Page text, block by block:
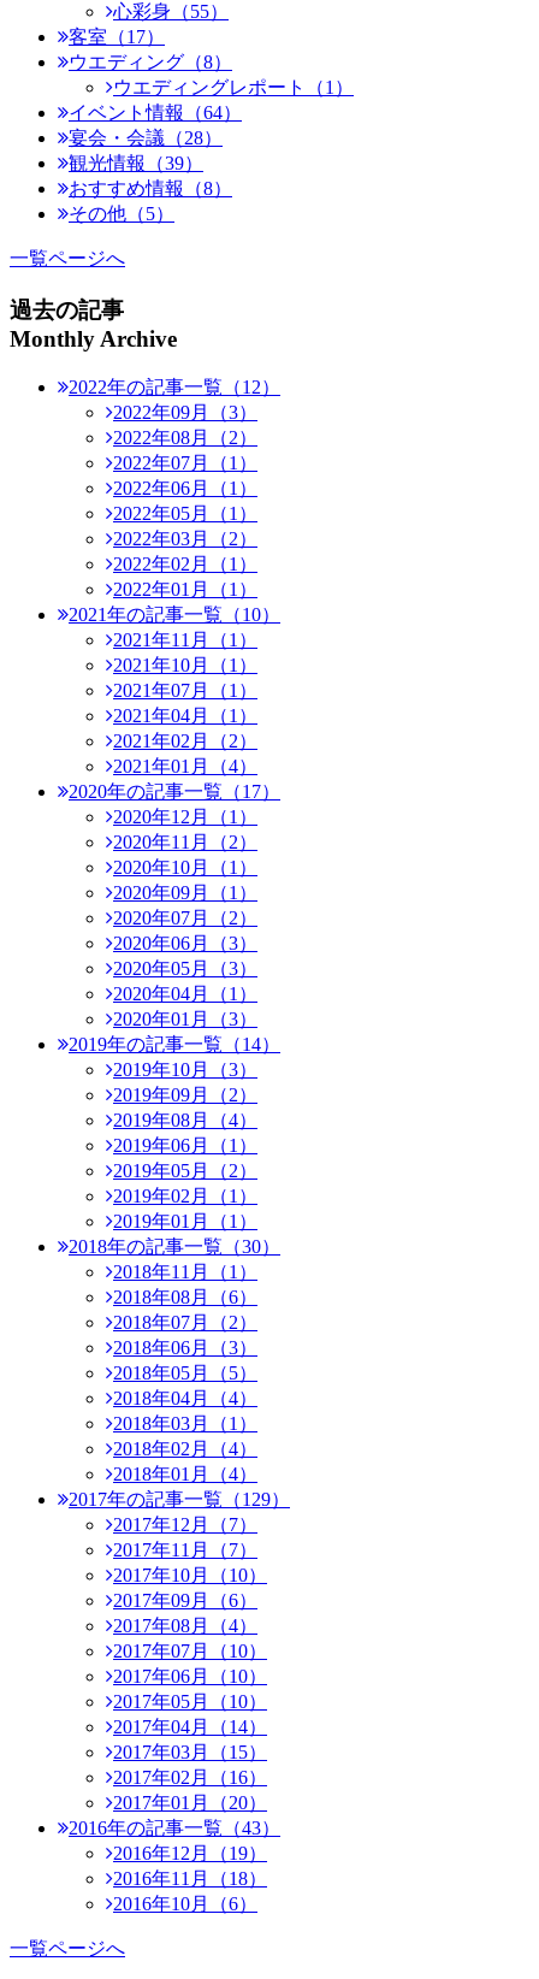
心彩身（55）
客室（17）
ウエディング（8）
ウエディングレポート（1）
イベント情報（64）
宴会・会議（28）
観光情報（39）
おすすめ情報（8）
その他（5）
一覧ページへ
過去の記事
Monthly Archive
2022年の記事一覧（12）
2022年09月（3）
2022年08月（2）
2022年07月（1）
2022年06月（1）
2022年05月（1）
2022年03月（2）
2022年02月（1）
2022年01月（1）
2021年の記事一覧（10）
2021年11月（1）
2021年10月（1）
2021年07月（1）
2021年04月（1）
2021年02月（2）
2021年01月（4）
2020年の記事一覧（17）
2020年12月（1）
2020年11月（2）
2020年10月（1）
2020年09月（1）
2020年07月（2）
2020年06月（3）
2020年05月（3）
2020年04月（1）
2020年01月（3）
2019年の記事一覧（14）
2019年10月（3）
2019年09月（2）
2019年08月（4）
2019年06月（1）
2019年05月（2）
2019年02月（1）
2019年01月（1）
2018年の記事一覧（30）
2018年11月（1）
2018年08月（6）
2018年07月（2）
2018年06月（3）
2018年05月（5）
2018年04月（4）
2018年03月（1）
2018年02月（4）
2018年01月（4）
2017年の記事一覧（129）
2017年12月（7）
2017年11月（7）
2017年10月（10）
2017年09月（6）
2017年08月（4）
2017年07月（10）
2017年06月（10）
2017年05月（10）
2017年04月（14）
2017年03月（15）
2017年02月（16）
2017年01月（20）
2016年の記事一覧（43）
2016年12月（19）
2016年11月（18）
2016年10月（6）
一覧ページへ